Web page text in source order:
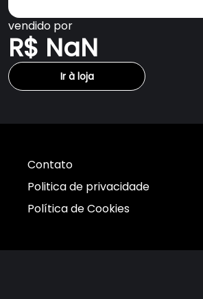
vendido por
R$ NaN
Ir à loja
Contato
Politica de privacidade
Política de Cookies